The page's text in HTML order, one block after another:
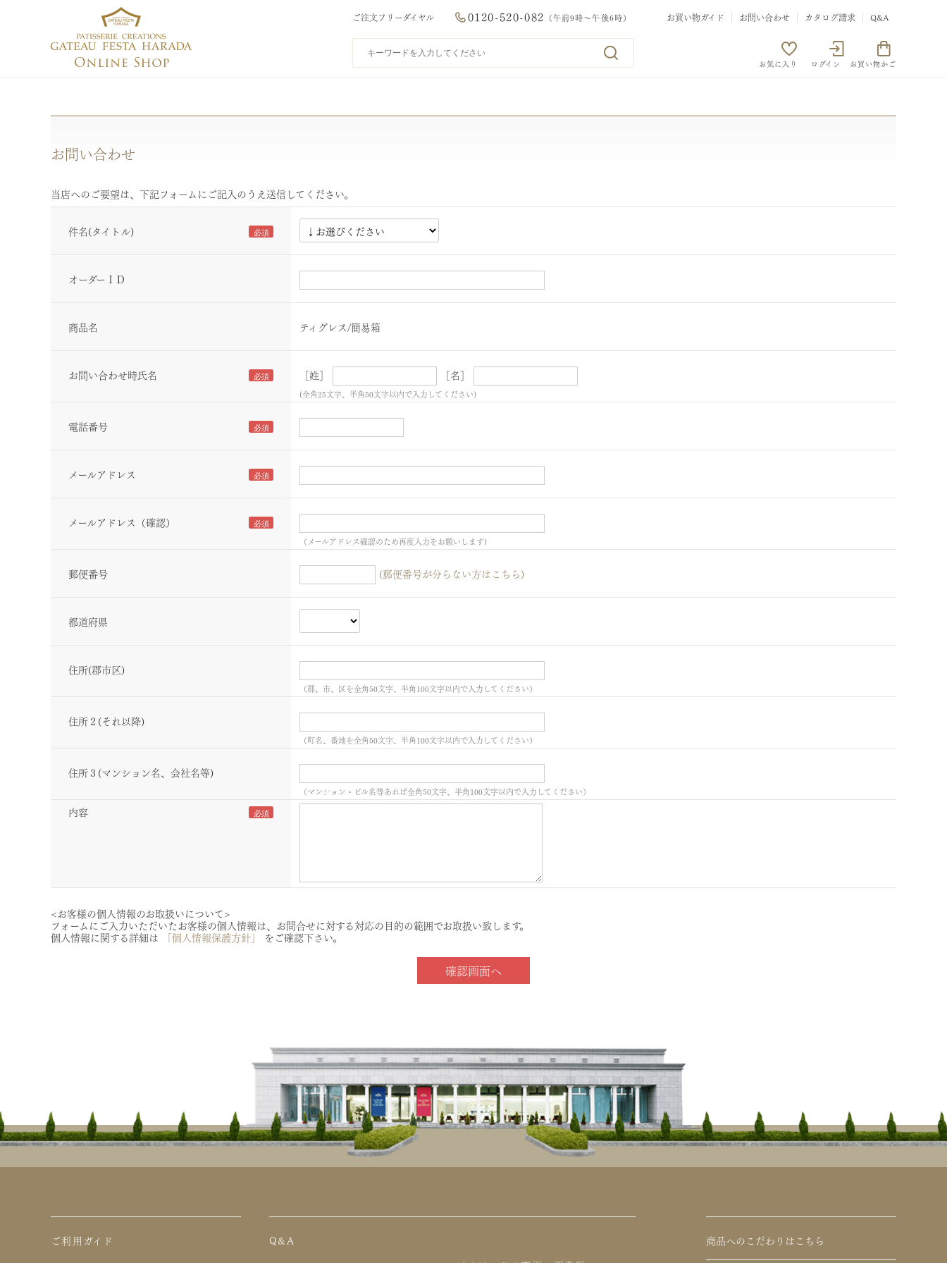
ご注文フリーダイヤル 0120-520-082 （午前9時～午後6時） お買い物ガイド お問い合わせ カタログ請求 Q&A
お気に入り ログイン お買い物かご
お問い合わせ
当店へのご要望は、下記フォームにご記入のうえ送信してください。
件名(タイトル)
オーダーＩＤ
商品名 ティグレス/簡易箱
お問い合わせ時氏名 ［姓］ ［名］
(全角25文字、半角50文字以内で入力してください)
電話番号
メールアドレス
メールアドレス（確認）
（メールアドレス確認のため再度入力をお願いします)
郵便番号 (郵便番号が分らない方はこちら)
都道府県
住所(郡市区)
（郡、市、区を全角50文字、半角100文字以内で入力してください）
住所２(それ以降)
（町名、番地を全角50文字、半角100文字以内で入力してください）
住所３(マンション名、会社名等)
（マンション・ビル名等あれば全角50文字、半角100文字以内で入力してください）
内容
<お客様の個人情報のお取扱いについて>
フォームにご入力いただいたお客様の個人情報は、お問合せに対する対応の目的の範囲でお取扱い致します。
個人情報に関する詳細は 「個人情報保護方針」 をご確認下さい。
ご利用ガイド
Q&A
商品へのこだわりはこちら